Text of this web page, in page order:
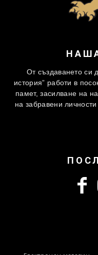
От създаването си
история” работи в
памет, засилване на
на забравени